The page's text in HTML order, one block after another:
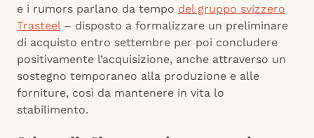
e i rumors parlano da tempo del gruppo svizzero
Trasteel– disposto a formalizzare un preliminare
di acquisto entro settembre per poi concludere
positivamente l’acquisizione, anche attraverso un
sostegno temporaneo alla produzione e alle
forniture, così da mantenere in vita lo
stabilimento.